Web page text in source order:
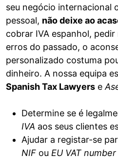
seu negócio internacional
pessoal, não deixe ao
cobrar IVA espanhol,
erros do passado, o
personalizado costuma
dinheiro. A nossa equipa
Spanish Tax Lawyers e
Determine se é
IVA aos seus clientes
Ajudar a registar-se
NIF ou EU VAT number